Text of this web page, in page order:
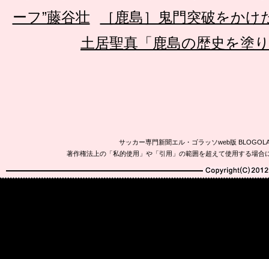
ーフ”藤谷壮
［鹿島］鬼門突破をか
土居聖真「鹿島の歴史を塗
サッカー専門新聞エル・ゴラッソweb版
著作権法上の「私的使用」や「引用」の範囲を超えて使用する場
Copyright(C)2010-